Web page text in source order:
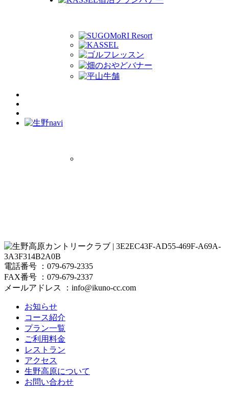
電話番号 ：079-679-2335
FAX番号 ：079-679-2337
メールアドレス ：info@ikuno-cc.com
お知らせ
コース紹介
プラン一覧
ご利用料金
レストラン
アクセス
生野高原について
お問い合わせ